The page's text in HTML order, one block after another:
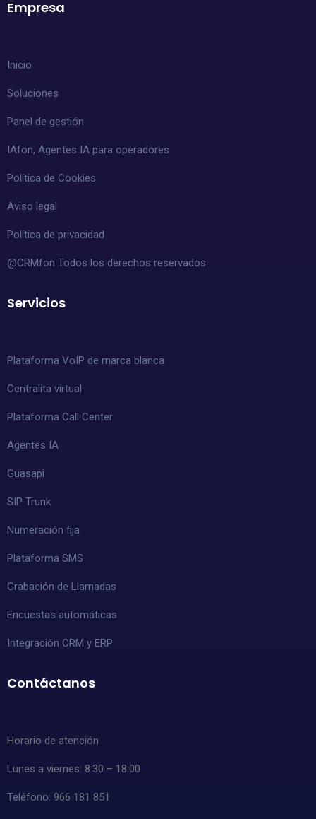
Empresa
Inicio
Soluciones
Panel de gestión
IAfon, Agentes IA para operadores
Política de Cookies
Aviso legal
Política de privacidad
@CRMfon Todos los derechos reservados
Servicios
Plataforma VoIP de marca blanca
Centralita virtual
Plataforma Call Center
Agentes IA
Guasapi
SIP Trunk
Numeración fija
Plataforma SMS
Grabación de Llamadas
Encuestas automáticas
Integración CRM y ERP
Contáctanos
Horario de atención
Lunes a viernes: 8:30 – 18:00
Teléfono: 966 181 851